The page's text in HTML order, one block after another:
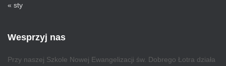
« sty
Wesprzyj nas
Przy naszej Szkole Nowej Ewangelizacji św. Dobrego Łotra działa